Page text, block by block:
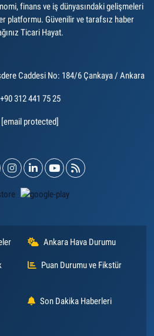
finans ve iş dünyasındaki gelişmeleri
platformu. Güvenilir ve tarafsız haber
Ticari Hayat.
Caddesi No: 184/6 Çankaya / Ankara
+90 312 441 75 25
[email protected]
Ankara Hava Durumu
Puan Durumu ve Fikstür
Son Dakika Haberleri